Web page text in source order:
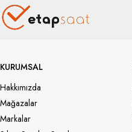
KURUMSAL
Hakkımızda
Mağazalar
Markalar